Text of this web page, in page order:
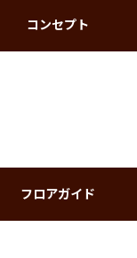
コンセプト
フロアガイド